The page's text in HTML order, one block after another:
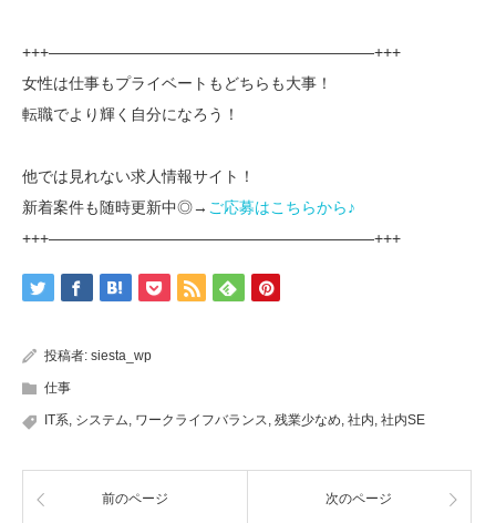
+++—————————————————————+++
女性は仕事もプライベートもどちらも大事！
転職でより輝く自分になろう！
他では見れない求人情報サイト！
新着案件も随時更新中◎→ ご応募はこちらから♪
+++—————————————————————+++
投稿者: siesta_wp
仕事
IT系, システム, ワークライフバランス, 残業少なめ, 社内, 社内SE
前のページ 次のページ